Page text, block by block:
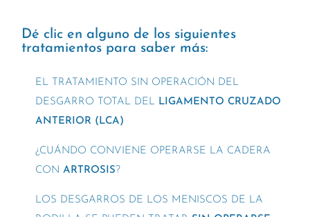
Dé clic en alguno de los siguientes
tratamientos para saber más:
EL TRATAMIENTO SIN OPERACIÓN DEL
DESGARRO TOTAL DEL LIGAMENTO CRUZADO
ANTERIOR (LCA)
¿CUÁNDO CONVIENE OPERARSE LA CADERA
CONARTROSIS?
LOS DESGARROS DE LOS MENISCOS DE LA